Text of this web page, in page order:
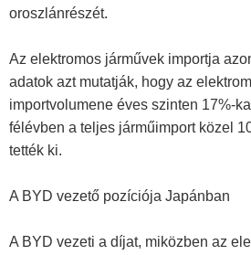
oroszlánrészét.
Az elektromos járművek importja
adatok azt mutatják, hogy az
importvolumene éves szinten 17%-
félévben a teljes járműimport közel
tették ki.
A BYD vezető pozíciója Japánban
A BYD vezeti a díjat, miközben az